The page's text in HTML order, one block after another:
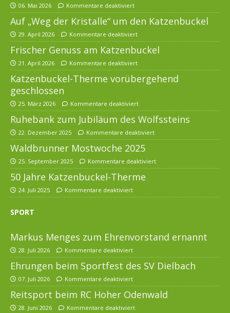
06. Mai 2026 Kommentare deaktiviert
Auf „Weg der Kristalle“ um den Katzenbuckel
29. April 2026 Kommentare deaktiviert
Frischer Genuss am Katzenbuckel
21. April 2026 Kommentare deaktiviert
Katzenbuckel-Therme vorübergehend
geschlossen
25. März 2026 Kommentare deaktiviert
Ruhebank zum Jubiläum des Wolfssteins
22. Dezember 2025 Kommentare deaktiviert
Waldbrunner Mostwoche 2025
25. September 2025 Kommentare deaktiviert
50 Jahre Katzenbuckel-Therme
24. Juli 2025 Kommentare deaktiviert
SPORT
Markus Menges zum Ehrenvorstand ernannt
28. Juli 2026 Kommentare deaktiviert
Ehrungen beim Sportfest des SV Dielbach
07. Juli 2026 Kommentare deaktiviert
Reitsport beim RC Hoher Odenwald
28. Juni 2026 Kommentare deaktiviert